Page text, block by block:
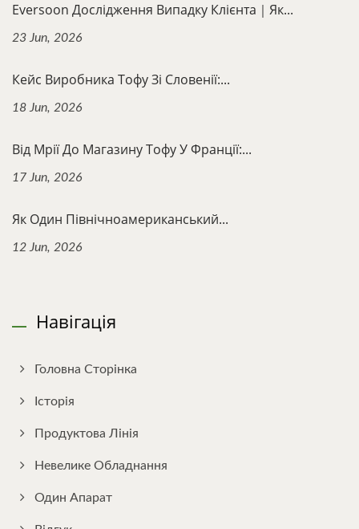
Eversoon Дослідження Випадку Клієнта｜Як...
23 Jun, 2026
Кейс Виробника Тофу Зі Словенії:...
18 Jun, 2026
Від Мрії До Магазину Тофу У Франції:...
17 Jun, 2026
Як Один Північноамериканський...
12 Jun, 2026
Навігація
Головна Сторінка
Історія
Продуктова Лінія
Невелике Обладнання
Один Апарат